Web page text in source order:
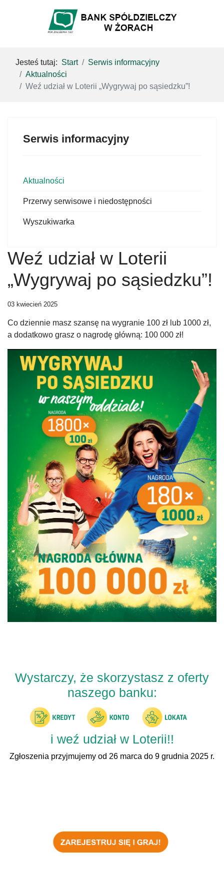
Jesteś tutaj: Start
Serwis informacyjny
Aktualności
Weź udział w Loterii „Wygrywaj po sąsiedzku”!
Serwis informacyjny
Aktualności
Przerwy serwisowe i niedostępności
Wyszukiwarka
Weź udział w Loterii
„Wygrywaj po sąsiedzku”!
03 kwiecień 2025
Co dziennie masz szansę na wygranie 100 zł lub 1000 zł,
a dodatkowo grasz o nagrodę główną: 100 000 zł!
Wystarczy, że skorzystasz z oferty
naszego banku:
i weź udział w Loterii!!
Zgłoszenia przyjmujemy od 26 marca do 9 grudnia 2025 r.